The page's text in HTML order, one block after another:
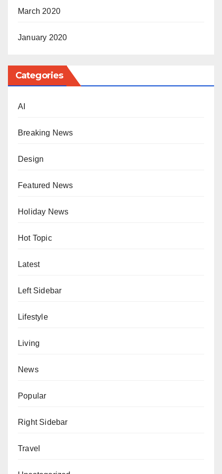
March 2020
January 2020
Categories
AI
Breaking News
Design
Featured News
Holiday News
Hot Topic
Latest
Left Sidebar
Lifestyle
Living
News
Popular
Right Sidebar
Travel